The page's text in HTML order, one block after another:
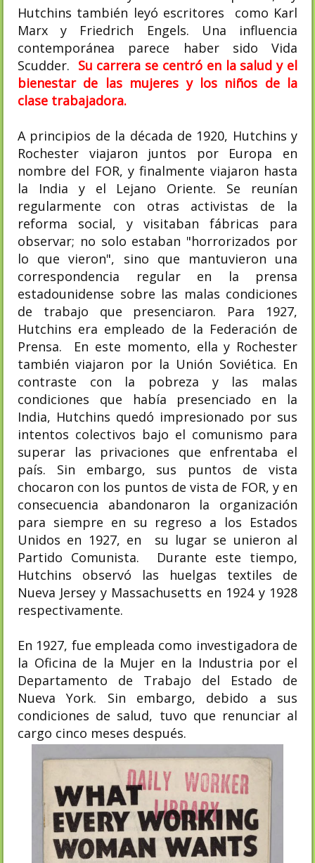
Hutchins también leyó escritores como Karl
Marx y Friedrich Engels. Una influencia
contemporánea parece haber sido Vida
Scudder. Su carrera se centró en la salud y el
bienestar de las mujeres y los niños de la
clase trabajadora.
A principios de la década de 1920, Hutchins y
Rochester viajaron juntos por Europa en
nombre del FOR, y finalmente viajaron hasta
la India y el Lejano Oriente. Se reunían
regularmente con otras activistas de la
reforma social, y visitaban fábricas para
observar; no solo estaban "horrorizados por
lo que vieron", sino que mantuvieron una
correspondencia regular en la prensa
estadounidense sobre las malas condiciones
de trabajo que presenciaron. Para 1927,
Hutchins era empleado de la Federación de
Prensa. En este momento, ella y Rochester
también viajaron por la Unión Soviética. En
contraste con la pobreza y las malas
condiciones que había presenciado en la
India, Hutchins quedó impresionado por sus
intentos colectivos bajo el comunismo para
superar las privaciones que enfrentaba el
país. Sin embargo, sus puntos de vista
chocaron con los puntos de vista de FOR, y en
consecuencia abandonaron la organización
para siempre en su regreso a los Estados
Unidos en 1927, en su lugar se unieron al
Partido Comunista. Durante este tiempo,
Hutchins observó las huelgas textiles de
Nueva Jersey y Massachusetts en 1924 y 1928
respectivamente.
En 1927, fue empleada como investigadora de
la Oficina de la Mujer en la Industria por el
Departamento de Trabajo del Estado de
Nueva York. Sin embargo, debido a sus
condiciones de salud, tuvo que renunciar al
cargo cinco meses después.